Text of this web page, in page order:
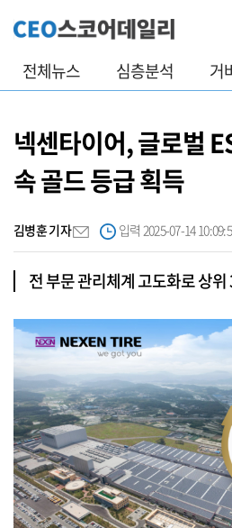
전체뉴스 심층분석 거
넥센타이어, 글로벌
속 골드 등급 획득
김병훈 기자 입력 2025-07-14
전 부문 관리체계 고도화로 상